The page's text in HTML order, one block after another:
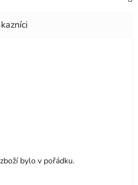
5 z 5 hvězdiček.
5 z 5 hvězdiček.
5 z 5 hvězdiček.
bylo v pořádku.